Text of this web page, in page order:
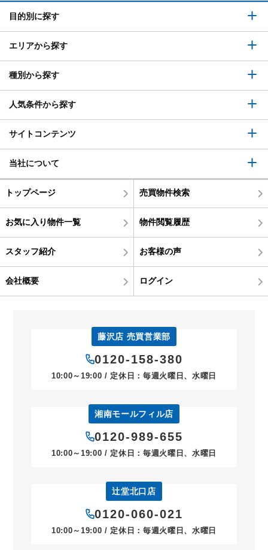
目的別に探す
エリアから探す
種別から探す
人気条件から探す
サイトコンテンツ
当社について
トップページ 売買物件検索
お気に入り物件一覧 物件閲覧履歴
スタッフ紹介 お客様の声
会社概要 ログイン
藤沢店 売買営業部
0120-158-380
10:00～19:00 / 定休日：毎週火曜日、水曜日
湘南モールフィル店
0120-989-655
10:00～19:00 / 定休日：毎週火曜日、水曜日
辻堂北口店
0120-060-021
10:00～19:00 / 定休日：毎週火曜日、水曜日